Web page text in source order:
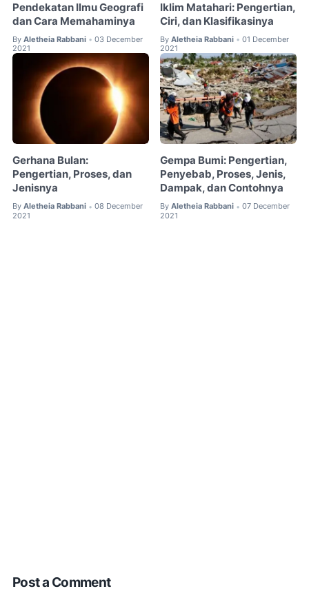
Pendekatan Ilmu Geografi
dan Cara Memahaminya
By Aletheia Rabbani • 03 December
2021
Iklim Matahari: Pengertian,
Ciri, dan Klasifikasinya
By Aletheia Rabbani • 01 December
2021
Gerhana Bulan:
Pengertian, Proses, dan
Jenisnya
By Aletheia Rabbani • 08 December
2021
Gempa Bumi: Pengertian,
Penyebab, Proses, Jenis,
Dampak, dan Contohnya
By Aletheia Rabbani • 07 December
2021
Post a Comment